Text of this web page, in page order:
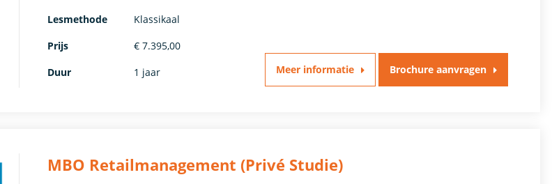
Lesmethode
Klassikaal
Prijs
€ 7.395,00
Duur
1 jaar Meer informatie Brochure aanvragen
MBO Retailmanagement (Privé Studie)